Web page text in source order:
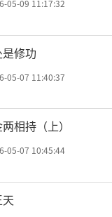
05-09 11:17:32
修功
05-07 11:40:37
相持（上）
05-07 10:45:44